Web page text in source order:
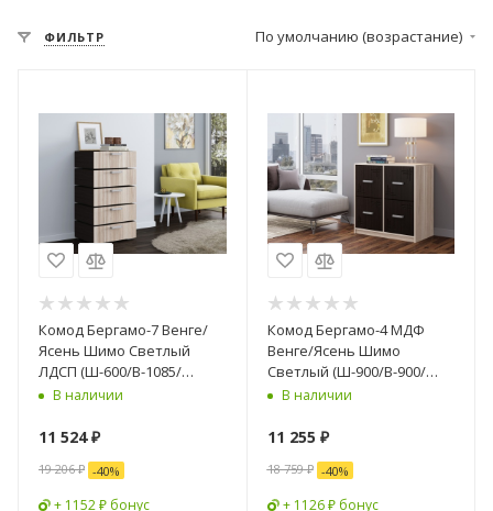
ФИЛЬТР По умолчанию (возрастание)
Комод Бергамо-7 Венге/
Ясень Шимо Светлый
ЛДСП (Ш-600/В-1085/
Г-440мм)
В наличии
11 524₽
19 206₽ -40%
+ 1152 ₽ бонус
Комод Бергамо-4 МДФ
Венге/Ясень Шимо
Светлый (Ш-900/В-900/
Г-520мм)
В наличии
11 255 ₽
18 759₽ -40%
+ 1126 ₽ бонус